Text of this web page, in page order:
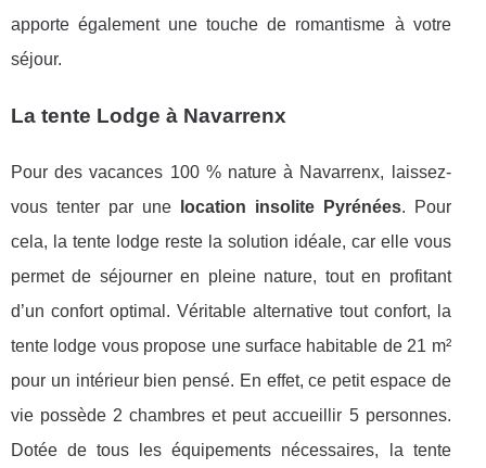
apporte également une touche de romantisme à votre
séjour.
La tente Lodge à Navarrenx
Pour des vacances 100 % nature à Navarrenx, laissez-
vous tenter par une
location insolite Pyrénées. Pour
cela, la tente lodge reste la solution idéale, car elle vous
permet de séjourner en pleine nature, tout en profitant
d’un confort optimal. Véritable alternative tout confort, la
tente lodge vous propose une surface habitable de 21 m²
pour un intérieur bien pensé. En effet, ce petit espace de
vie possède 2 chambres et peut accueillir 5 personnes.
Dotée de tous les équipements nécessaires, la tente